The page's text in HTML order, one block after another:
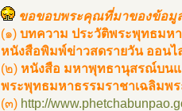
ขอขอบพระคุณที่มาของข้อมู
(๑) บทความ ประวัติพระพุทธมห
หนังสือพิมพ์ข่าวสดรายวัน ออน
(๒) หนังสือ มหาพุทธานุสรณ์บน
พระพุทธมหาธรรมราชาเฉลิมพร
(๓) http://